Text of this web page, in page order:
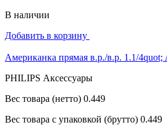
В наличии
Добавить в корзину
Американка прямая в.р./в.р. 1.1/
PHILIPS Аксессуары
Вес товара (нетто) 0.449
Вес товара с упаковкой (брутто) 0.449